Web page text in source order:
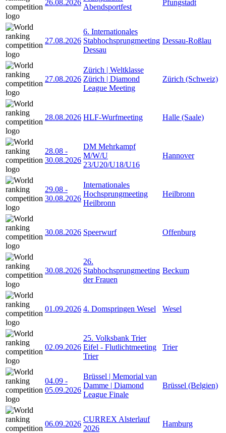
26.08.2026
Abendsportfest
Pfungstadt
27.08.2026
6. Internationales
Stabhochsprungmeeting
Dessau
Dessau-Roßlau
27.08.2026
Zürich | Weltklasse
Zürich | Diamond
League Meeting
Zürich (Schweiz)
28.08.2026 HLF-Wurfmeeting Halle (Saale)
28.08 -
30.08.2026
DM Mehrkampf
M/W/U
23/U20/U18/U16
Hannover
29.08 -
30.08.2026
Internationales
Hochsprungmeeting
Heilbronn
Heilbronn
30.08.2026 Speerwurf Offenburg
30.08.2026
26.
Stabhochsprungmeeting
der Frauen
Beckum
01.09.2026 4. Domspringen Wesel Wesel
02.09.2026
25. Volksbank Trier
Eifel - Flutlichtmeeting
Trier
Trier
04.09 -
05.09.2026
Brüssel | Memorial van
Damme | Diamond
League Finale
Brüssel (Belgien)
06.09.2026
CURREX Alsterlauf
2026
Hamburg